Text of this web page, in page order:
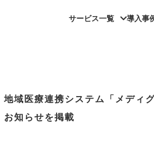
サービス一覧 導入事
地域医療連携システム「メディ
お知らせを掲載